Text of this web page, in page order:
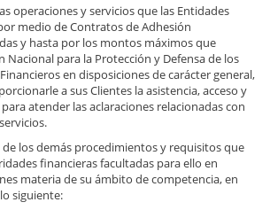
operaciones y servicios que las Entidades
medio de Contratos de Adhesión
y hasta por los montos máximos que
Nacional para la Protección y Defensa de los
en disposiciones de carácter general,
a sus Clientes la asistencia, acceso y
atender las aclaraciones relacionadas con
los demás procedimientos y requisitos que
financieras facultadas para ello en
materia de su ámbito de competencia, en
siguiente: